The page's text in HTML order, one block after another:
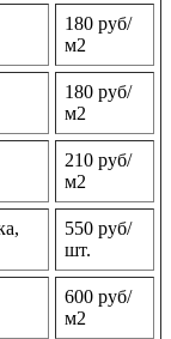
180 руб/
м2
180 руб/
м2
210 руб/
м2
550 руб/
шт.
600 руб/
м2